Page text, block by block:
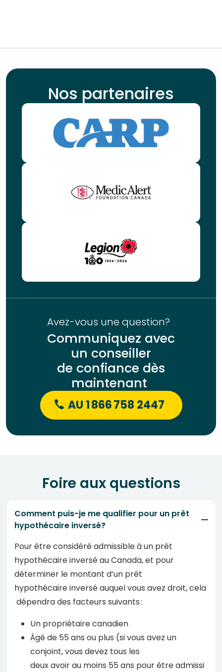
Nos partenaires
Avez-vous une question?
Communiquez avec
un conseiller
de confiance dès
maintenant
AU 1 866 758 2447
Foire aux questions
Comment puis-je me qualifier pour un prêt
hypothécaire inversé?
Pourêtreconsidéréadmissible à un prêt
hypothécaireinverséau Canada, et pour
déterminer le montant d’un prêt
hypothécaireinverséauquelvous avez droit,cela
dépendrades facteurs suivants:
Un propriétairecanadien
Âgéde 55 ans ou plus (sivous avez un
conjoint, vous devez tous les
deuxavoirau moins 55 ans pourêtreadmissi